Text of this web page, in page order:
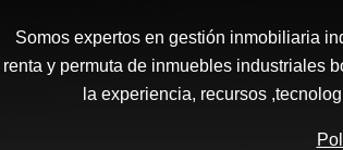
Somos expertos en gestión inmobiliaria
renta y permuta de inmuebles industriales
la experiencia, recursos